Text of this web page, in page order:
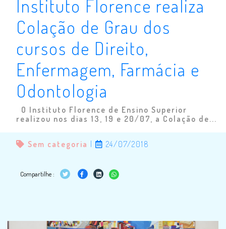
Instituto Florence realiza
Colação de Grau dos
cursos de Direito,
Enfermagem, Farmácia e
Odontologia
O Instituto Florence de Ensino Superior
realizou nos dias 13, 19 e 20/07, a Colação de...
Sem categoria 24/07/2018
Compartilhe :